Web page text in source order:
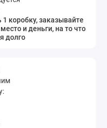
1 коробку, заказывайте
и деньги, на то что
долго